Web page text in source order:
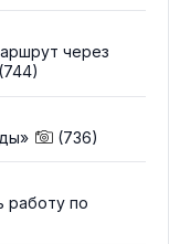
через
(744)
(736)
работу по